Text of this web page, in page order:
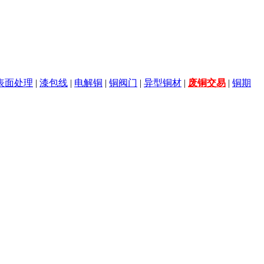
面处理 | 漆包线 | 电解铜 | 铜阀门 | 异型铜材 | 废铜交易 | 铜期